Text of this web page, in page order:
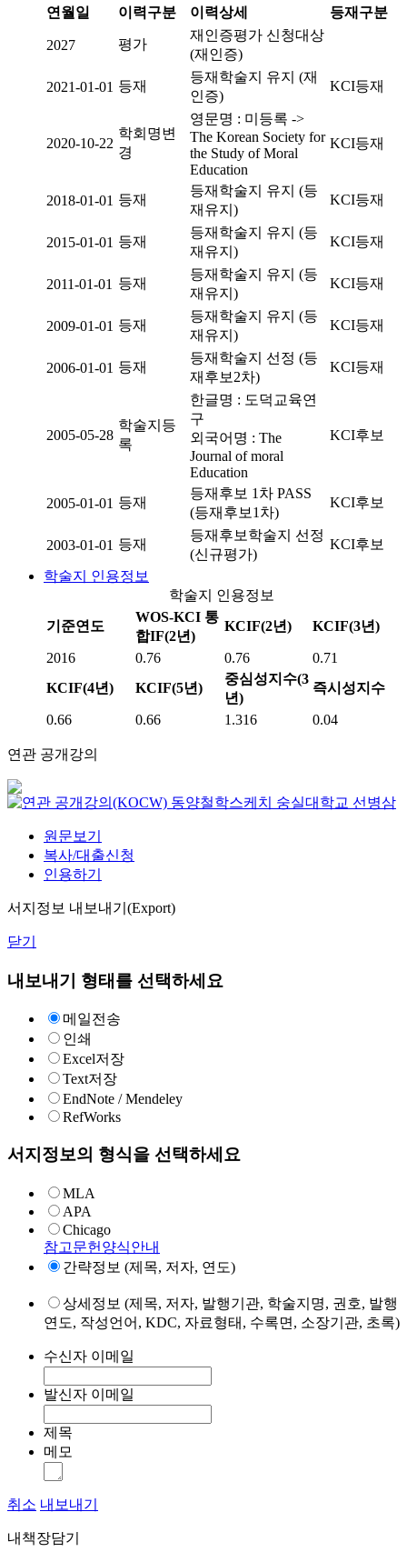
연월일 이력구분 이력상세 등재구분
2027 평가
재인증평가 신청대상
(재인증)
2021-01-01 등재
등재학술지 유지 (재
인증)
KCI등재
2020-10-22
학회명변
경
영문명 : 미등록 ->
The Korean Society for
the Study of Moral
Education
KCI등재
2018-01-01 등재
등재학술지 유지 (등
재유지)
KCI등재
2015-01-01 등재
등재학술지 유지 (등
재유지)
KCI등재
2011-01-01 등재
등재학술지 유지 (등
재유지)
KCI등재
2009-01-01 등재
등재학술지 유지 (등
재유지)
KCI등재
2006-01-01 등재
등재학술지 선정 (등
재후보2차)
KCI등재
2005-05-28
학술지등
록
한글명 : 도덕교육연
구
외국어명 : The
Journal of moral
Education
KCI후보
2005-01-01 등재
등재후보 1차 PASS
(등재후보1차)
KCI후보
2003-01-01 등재
등재후보학술지 선정
(신규평가)
KCI후보
학술지 인용정보
학술지 인용정보
기준연도
WOS-KCI 통
합IF(2년)
KCIF(2년) KCIF(3년)
2016 0.76 0.76
0.71
KCIF(4년)
KCIF(5년)
중심성지수(3
년)
즉시성지수
0.66 0.66 1.316 0.04
연관 공개강의
동양철학스케치 숭실대학교 선병삼
원문보기
복사/대출신청
인용하기
서지정보 내보내기(Export)
닫기
내보내기 형태를 선택하세요
메일전송
인쇄
Excel저장
Text저장
EndNote / Mendeley
RefWorks
서지정보의 형식을 선택하세요
MLA
APA
Chicago
참고문헌양식안내
간략정보 (제목, 저자, 연도)
상세정보 (제목, 저자, 발행기관, 학술지명, 권호, 발행
연도, 작성언어, KDC, 자료형태, 수록면, 소장기관, 초록)
수신자 이메일
발신자 이메일
제목
메모
취소 내보내기
내책장담기